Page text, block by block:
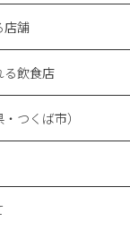
店舗
る飲食店
つくば市）